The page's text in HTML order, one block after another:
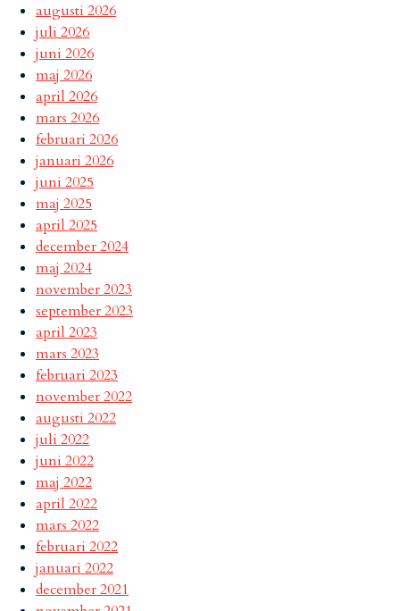
augusti 2026
juli 2026
juni 2026
maj 2026
april 2026
mars 2026
februari 2026
januari 2026
juni 2025
maj 2025
april 2025
december 2024
maj 2024
november 2023
september 2023
april 2023
mars 2023
februari 2023
november 2022
augusti 2022
juli 2022
juni 2022
maj 2022
april 2022
mars 2022
februari 2022
januari 2022
december 2021